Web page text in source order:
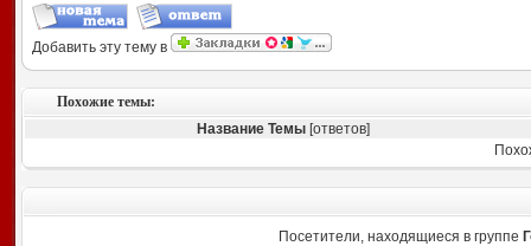
Добавить эту тему в
Похожие темы:
Название Темы[ответов]
Посетители, находящиеся в группе